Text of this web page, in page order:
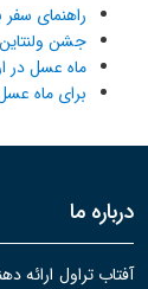
راهنمای سفر
جشن
ماه عسل در
برای ماه
درباره ما
آفتاب تراول